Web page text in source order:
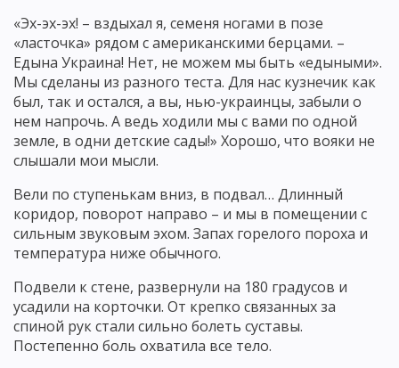
«Эх-эх-эх! – вздыхал я, семеня ногами в позе
«ласточка» рядом с американскими берцами. –
Едына Украина! Нет, не можем мы быть «едыными».
Мы сделаны из разного теста. Для нас кузнечик как
был, так и остался, а вы, нью-украинцы, забыли о
нем напрочь. А ведь ходили мы с вами по одной
земле, в одни детские сады!» Хорошо, что вояки не
слышали мои мысли.
Вели по ступенькам вниз, в подвал… Длинный
коридор, поворот направо – и мы в помещении с
сильным звуковым эхом. Запах горелого пороха и
температура ниже обычного.
Подвели к стене, развернули на 180 градусов и
усадили на корточки. От крепко связанных за
спиной рук стали сильно болеть суставы.
Постепенно боль охватила все тело.